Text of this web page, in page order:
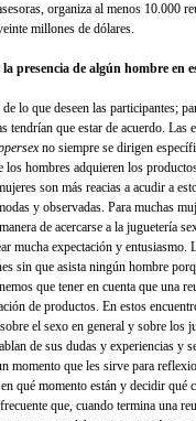
organiza al menos 10.000
millones de dólares.
la presencia de algún hombre en
de lo que deseen las participantes;
tendrían que estar de acuerdo. Las
no siempre se dirigen
los hombres adquieren los
son más reacias a acudir a
y observadas. Para muchas
de acercarse a la juguetería
mucha expectación y entusiasmo.
sin que asista ningún hombre
que tener en cuenta que una
de productos. En estos
el sexo en general y sobre los
de sus dudas y experiencias y
momento que les sirve para
qué momento están y decidir qué
que, cuando termina una